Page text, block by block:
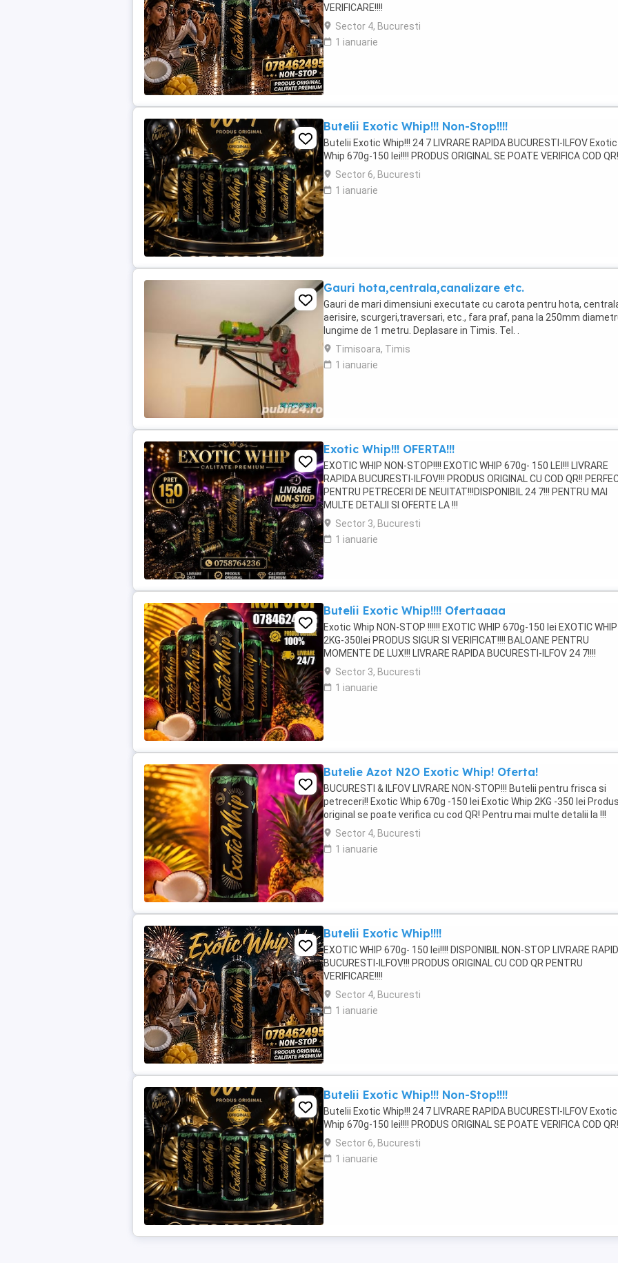
VERIFICARE!!!!
Sector 4, Bucuresti
1 ianuarie
Butelii Exotic Whip!!! Non-Stop!!!!
Butelii Exotic Whip!!! 24 7 LIVRARE RAPIDA BUCURESTI-ILFOV Exotic
Whip 670g-150 lei!!!! PRODUS ORIGINAL SE POATE VERIFICA COD
Sector 6, Bucuresti
1 ianuarie
Gauri hota,centrala,canalizare etc.
Gauri de mari dimensiuni executate cu carota pentru hota,
aerisire, scurgeri,traversari, etc., fara praf, pana la 250mm
lungime de 1 metru. Deplasare in Timis. Tel. .
Timisoara, Timis
1 ianuarie
Exotic Whip!!! OFERTA!!!
EXOTIC WHIP NON-STOP!!!! EXOTIC WHIP 670g- 150 LEI!!! LIVRARE
RAPIDA BUCURESTI-ILFOV!!! PRODUS ORIGINAL CU COD QR!!
PENTRU PETRECERI DE NEUITAT!!!DISPONIBIL 24 7!!! PENTRU MAI
MULTE DETALII SI OFERTE LA !!!
Sector 3, Bucuresti
1 ianuarie
Butelii Exotic Whip!!!! Ofertaaaa
Exotic Whip NON-STOP !!!!!! EXOTIC WHIP 670g-150 lei EXOTIC WHIP
2KG-350lei PRODUS SIGUR SI VERIFICAT!!!! BALOANE PENTRU
MOMENTE DE LUX!!! LIVRARE RAPIDA BUCURESTI-ILFOV 24 7!!!!
Sector 3, Bucuresti
1 ianuarie
Butelie Azot N2O Exotic Whip! Oferta!
BUCURESTI & ILFOV LIVRARE NON-STOP!!! Butelii pentru frisca si
petreceri!! Exotic Whip 670g -150 lei Exotic Whip 2KG -350 lei
original se poate verifica cu cod QR! Pentru mai multe detalii la !!!
Sector 4, Bucuresti
1 ianuarie
Butelii Exotic Whip!!!!
EXOTIC WHIP 670g- 150 lei!!!! DISPONIBIL NON-STOP LIVRARE
BUCURESTI-ILFOV!!! PRODUS ORIGINAL CU COD QR PENTRU
VERIFICARE!!!!
Sector 4, Bucuresti
1 ianuarie
Butelii Exotic Whip!!! Non-Stop!!!!
Butelii Exotic Whip!!! 24 7 LIVRARE RAPIDA BUCURESTI-ILFOV Exotic
Whip 670g-150 lei!!!! PRODUS ORIGINAL SE POATE VERIFICA COD
Sector 6, Bucuresti
1 ianuarie